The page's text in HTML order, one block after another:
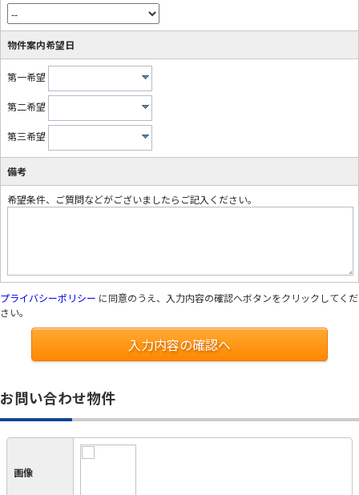
物件案内希望日
第一希望
第二希望
第三希望
備考
希望条件、ご質問などがございましたらご記入ください。
プライバシーポリシー に同意のうえ、入力内容の確認へボタンをクリックしてくだ
さい。
入力内容の確認へ
お問い合わせ物件
画像